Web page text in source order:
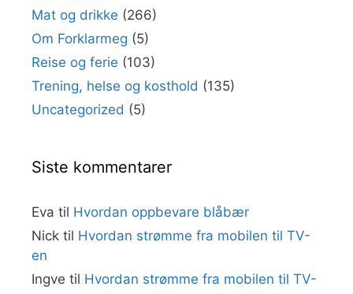
Mat og drikke (266)
Om Forklarmeg (5)
Reise og ferie (103)
Trening, helse og kosthold (135)
Uncategorized (5)
Siste kommentarer
Eva til Hvordan oppbevare blåbær
Nick til Hvordan strømme fra mobilen til TV-
en
Ingve til Hvordan strømme fra mobilen til TV-